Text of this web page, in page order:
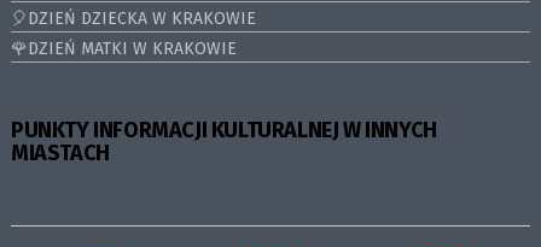
🎈DZIEŃ DZIECKA W KRAKOWIE
🌹DZIEŃ MATKI W KRAKOWIE
PUNKTY INFORMACJI KULTURALNEJ W INNYCH
MIASTACH